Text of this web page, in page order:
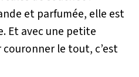
et parfumée, elle est
Et avec une petite
le tout, c’est